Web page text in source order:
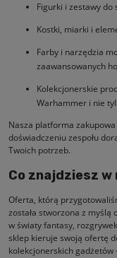
Figurki i zestawy
Kostki, miarki i
Farby i narzędzia
zaawansowanych
Kolekcjonerskie
Warhammer i nie
Nasza platforma
doświadczeniu zespołu
Twoich potrzeb.
Co znajdziesz
Oferta, którą
została stworzona z
w światy fantasy,
sklep kieruje swoją ofertę
kolekcjonerskich